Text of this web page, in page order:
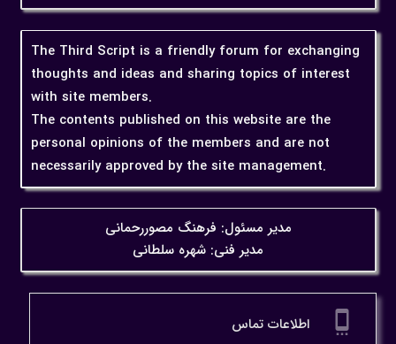
The Third Script is a friendly forum for exchanging
thoughts and ideas and sharing topics of interest
with site members.
The contents published on this website are the
personal opinions of the members and are not
necessarily approved by the site management.
مدیر مسئول: فرهنگ مصوررحمانی
مدیر فنی: شهره سلطانی
settings_cell اطلاعات تماس